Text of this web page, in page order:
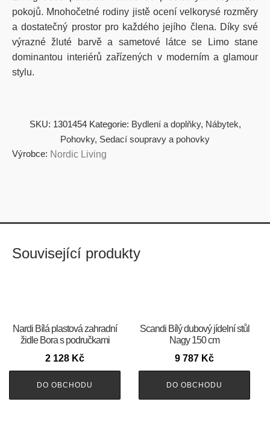
pokojů. Mnohočetné rodiny jistě ocení velkorysé rozměry
a dostatečný prostor pro každého jejího člena. Díky své
výrazné žluté barvě a sametové látce se Limo stane
dominantou interiérů zařízených v moderním a glamour
stylu.
SKU: 1301454 Kategorie: Bydlení a doplňky, Nábytek,
Pohovky, Sedací soupravy a pohovky
Výrobce: Nordic Living
Související produkty
Nardi Bílá plastová zahradní
židle Bora s područkami
2 128 Kč
DO OBCHODU
Scandi Bílý dubový jídelní stůl
Nagy 150 cm
9 787 Kč
DO OBCHODU